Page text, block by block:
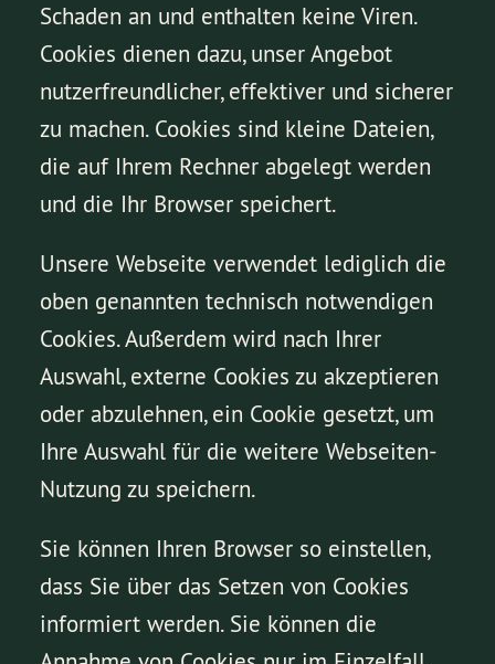
Schaden an und enthalten keine Viren.
Cookies dienen dazu, unser Angebot
nutzerfreundlicher, effektiver und sicherer
zu machen. Cookies sind kleine Dateien,
die auf Ihrem Rechner abgelegt werden
und die Ihr Browser speichert.
Unsere Webseite verwendet lediglich die
oben genannten technisch notwendigen
Cookies. Außerdem wird nach Ihrer
Auswahl, externe Cookies zu akzeptieren
oder abzulehnen, ein Cookie gesetzt, um
Ihre Auswahl für die weitere Webseiten-
Nutzung zu speichern.
Sie können Ihren Browser so einstellen,
dass Sie über das Setzen von Cookies
informiert werden. Sie können die